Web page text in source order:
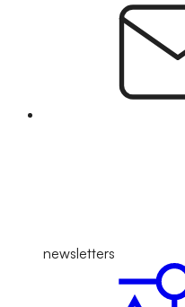
newsletters